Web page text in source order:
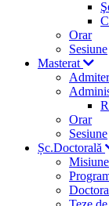
Orar
Sesiune
Masterat
Orar
Sesiune
Șc.Doctorală